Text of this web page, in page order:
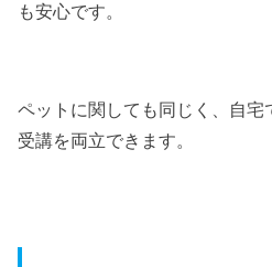
も安心です。
ペットに関しても同じく、自宅
受講を両立できます。